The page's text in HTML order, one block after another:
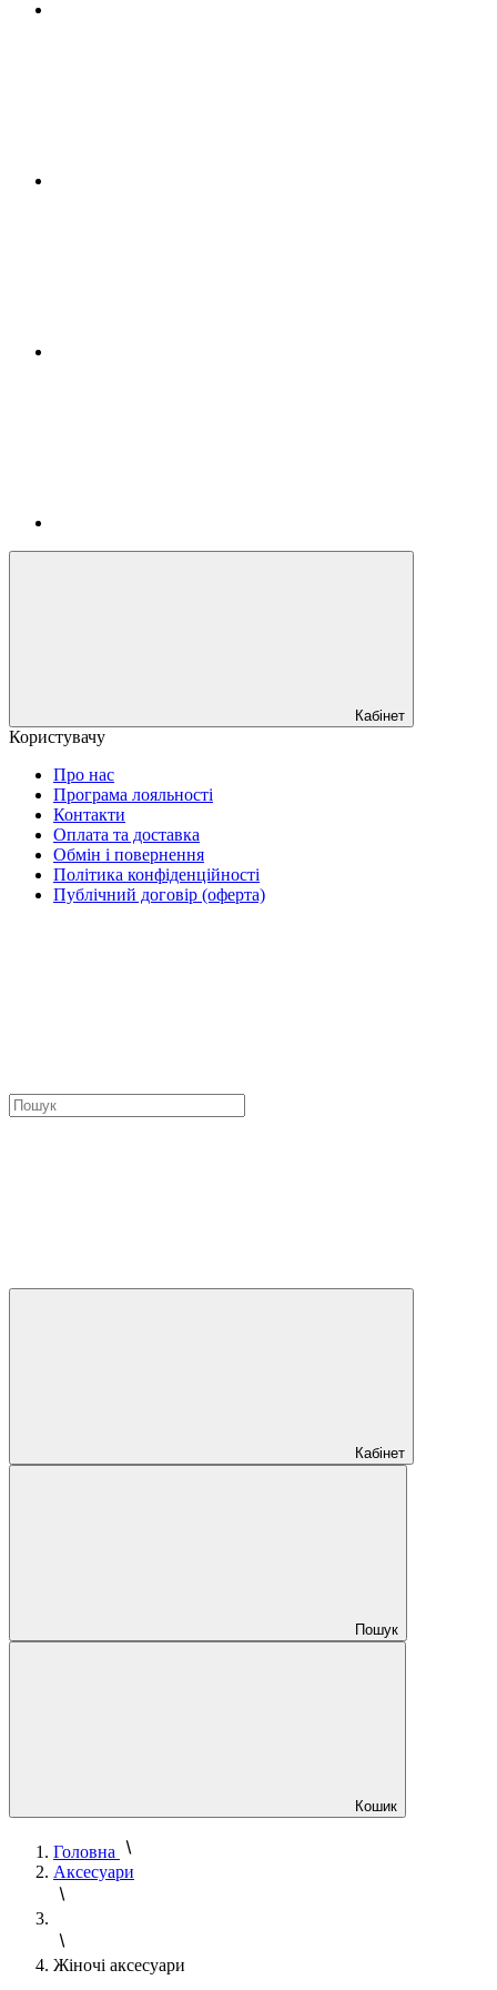
Кабінет
Користувачу
Про нас
Програма лояльності
Контакти
Оплата та доставка
Обмін і повернення
Політика конфіденційності
Публічний договір (оферта)
Кабінет
Пошук
Кошик
Головна
Аксесуари
Жіночі аксесуари